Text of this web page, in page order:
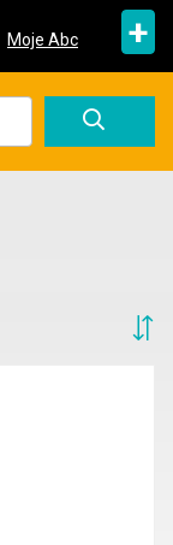
Moje Abc +